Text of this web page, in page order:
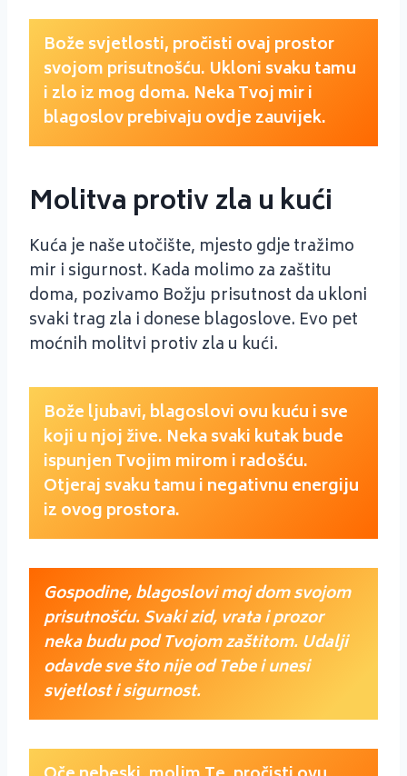
Bože svjetlosti, pročisti ovaj prostor
svojom prisutnošću. Ukloni svaku tamu
i zlo iz mog doma. Neka Tvoj mir i
blagoslov prebivaju ovdje zauvijek.
Molitva protiv zla u kući
Kuća je naše utočište, mjesto gdje tražimo
mir i sigurnost. Kada molimo za zaštitu
doma, pozivamo Božju prisutnost da ukloni
svaki trag zla i donese blagoslove. Evo pet
moćnih molitvi protiv zla u kući.
Bože ljubavi, blagoslovi ovu kuću i sve
koji u njoj žive. Neka svaki kutak bude
ispunjen Tvojim mirom i radošću.
Otjeraj svaku tamu i negativnu energiju
iz ovog prostora.
Gospodine, blagoslovi moj dom svojom
prisutnošću. Svaki zid, vrata i prozor
neka budu pod Tvojom zaštitom. Udalji
odavde sve što nije od Tebe i unesi
svjetlost i sigurnost.